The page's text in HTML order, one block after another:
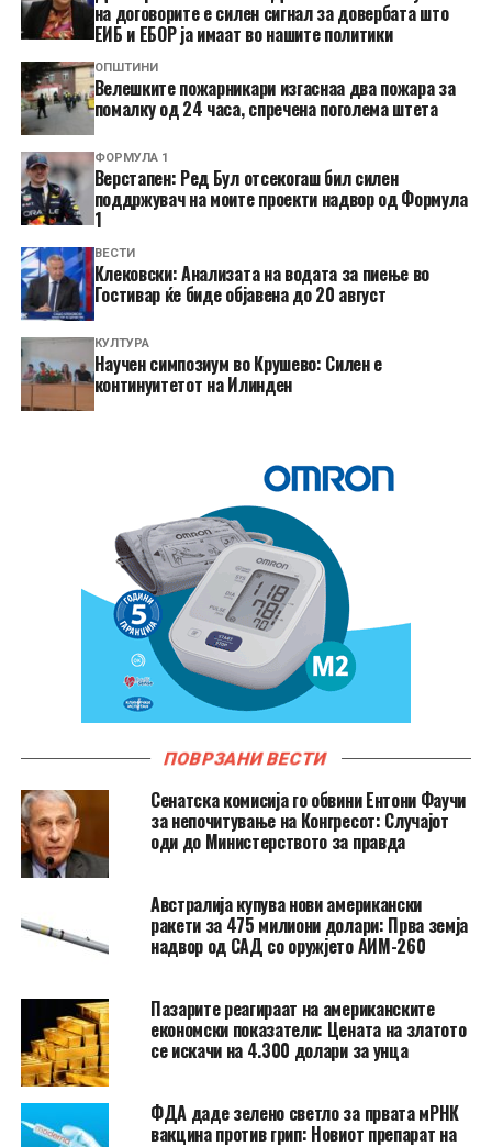
на договорите е силен сигнал за довербата што
ЕИБ и ЕБОР ја имаат во нашите политики
ОПШТИНИ
Велешките пожарникари изгаснаа два пожара за
помалку од 24 часа, спречена поголема штета
ФОРМУЛА 1
Верстапен: Ред Бул отсекогаш бил силен
поддржувач на моите проекти надвор од Формула
1
ВЕСТИ
Клековски: Анализата на водата за пиење во
Гостивар ќе биде објавена до 20 август
КУЛТУРА
Научен симпозиум во Крушево: Силен е
континуитетот на Илинден
ПОВРЗАНИ ВЕСТИ
Сенатска комисија го обвини Ентони Фаучи
за непочитување на Конгресот: Случајот
оди до Министерството за правда
Австралија купува нови американски
ракети за 475 милиони долари: Прва земја
надвор од САД со оружјето АИМ-260
Пазарите реагираат на американските
економски показатели: Цената на златото
се искачи на 4.300 долари за унца
ФДА даде зелено светло за првата мРНК
вакцина против грип: Новиот препарат на